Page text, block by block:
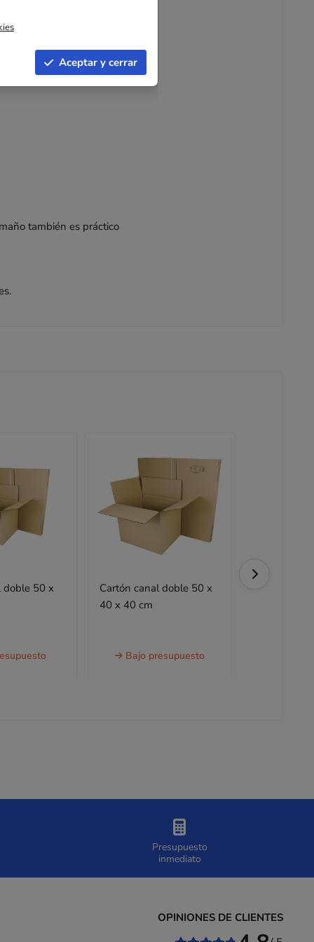
también es práctico
doble 50 x
Cartón canal doble 50 x
40 x 40 cm
Bajo presupuesto
Presupuesto
inmediato
OPINIONES DE CLIENTES
Aceptar y cerrar